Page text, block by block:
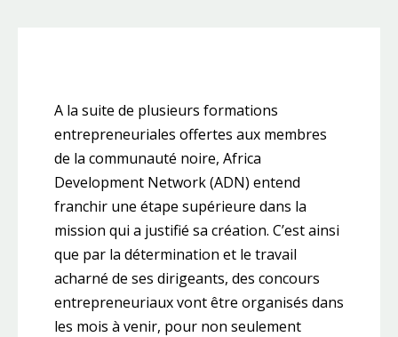
A la suite de plusieurs formations
entrepreneuriales offertes aux membres
de la communauté noire, Africa
Development Network (ADN) entend
franchir une étape supérieure dans la
mission qui a justifié sa création. C’est ainsi
que par la détermination et le travail
acharné de ses dirigeants, des concours
entrepreneuriaux vont être organisés dans
les mois à venir, pour non seulement